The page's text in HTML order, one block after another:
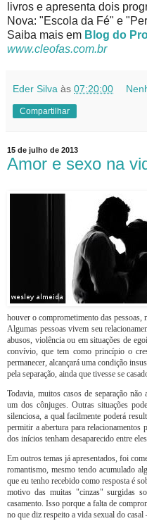
livros e apresenta dois
Nova: "Escola da Fé" e
Saiba mais em Blog do
www.cleofas.com.br
Eder Silva às 07:20:00
Compartilhar
15 de julho de 2013
Amor e sexo na
houver o comprometimento das pessoas,
Algumas pessoas vivem seu
abusos, violência ou em situações de
convívio, que tem como princípio o
permanecer, alcançará uma condição
pela separação, ainda que tivesse se
Todavia, muitos casos de separação não
um dos cônjuges. Outras situações
silenciosa, a qual facilmente poderá
permitir a abertura para relacionamentos
dos inícios tenham desaparecido entre
Em outros temas já apresentados, foi
romantismo, mesmo tendo acumulado
que eu tenho recebido como resposta é
motivo das muitas "cinzas" surgidas
casamento. Isso porque a falta de
no que diz respeito a vida sexual do